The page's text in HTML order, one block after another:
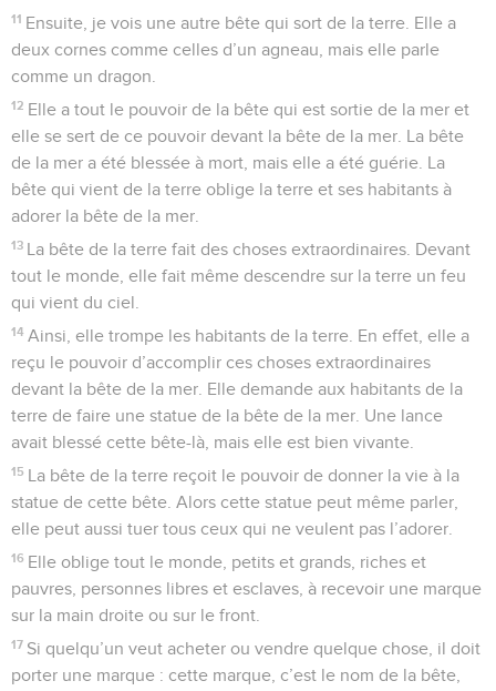
11 Ensuite, je vois une autre bête qui sort de la terre. Elle a
deux cornes comme celles d’un agneau, mais elle parle
comme un dragon.
12 Elle a tout le pouvoir de la bête qui est sortie de la mer et
elle se sert de ce pouvoir devant la bête de la mer. La bête
de la mer a été blessée à mort, mais elle a été guérie. La
bête qui vient de la terre oblige la terre et ses habitants à
adorer la bête de la mer.
13 La bête de la terre fait des choses extraordinaires. Devant
tout le monde, elle fait même descendre sur la terre un feu
qui vient du ciel.
14 Ainsi, elle trompe les habitants de la terre. En effet, elle a
reçu le pouvoir d’accomplir ces choses extraordinaires
devant la bête de la mer. Elle demande aux habitants de la
terre de faire une statue de la bête de la mer. Une lance
avait blessé cette bête-là, mais elle est bien vivante.
15 La bête de la terre reçoit le pouvoir de donner la vie à la
statue de cette bête. Alors cette statue peut même parler,
elle peut aussi tuer tous ceux qui ne veulent pas l’adorer.
16 Elle oblige tout le monde, petits et grands, riches et
pauvres, personnes libres et esclaves, à recevoir une marque
sur la main droite ou sur le front.
17 Si quelqu’un veut acheter ou vendre quelque chose, il doit
porter une marque : cette marque, c’est le nom de la bête,